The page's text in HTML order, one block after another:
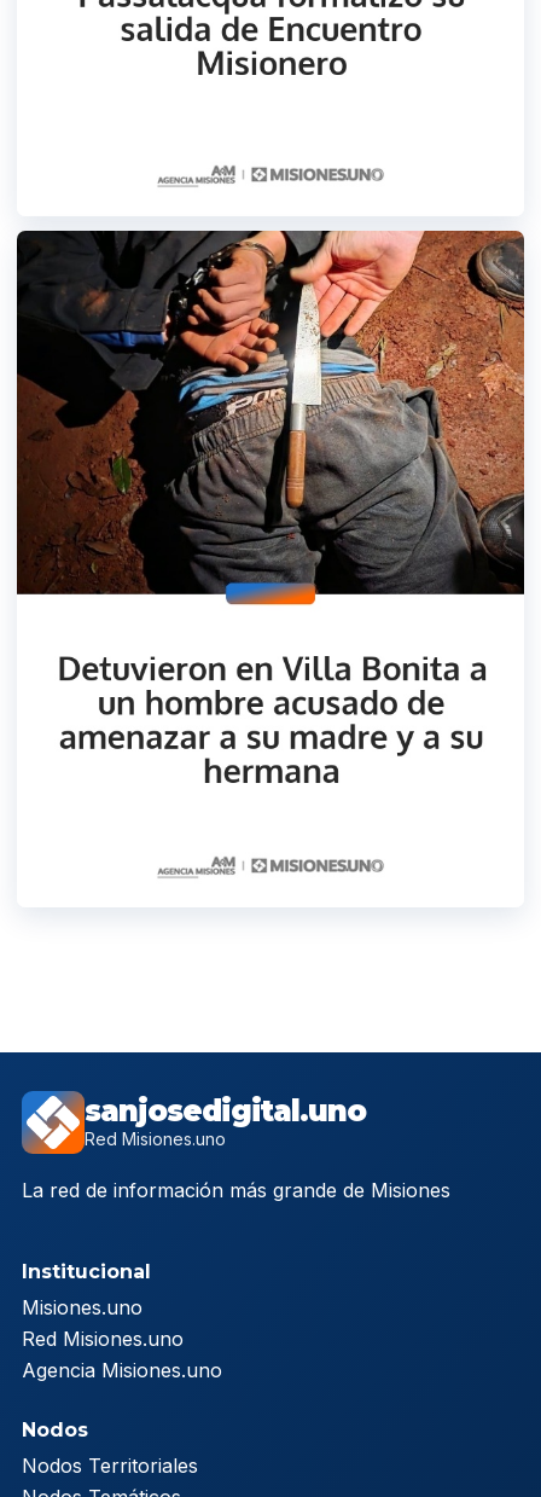
sanjosedigital.uno
Red Misiones.uno
La red de información más grande de Misiones
Institucional
Misiones.uno
Red Misiones.uno
Agencia Misiones.uno
Nodos
Nodos Territoriales